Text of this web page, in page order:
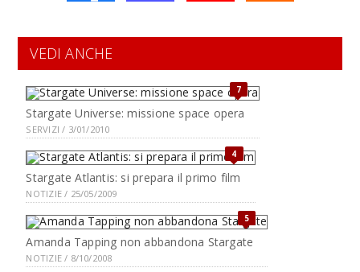
VEDI ANCHE
7
Stargate Universe: missione space opera
SERVIZI / 3/01/2010
4
Stargate Atlantis: si prepara il primo film
NOTIZIE / 25/05/2009
5
Amanda Tapping non abbandona Stargate
NOTIZIE / 8/10/2008